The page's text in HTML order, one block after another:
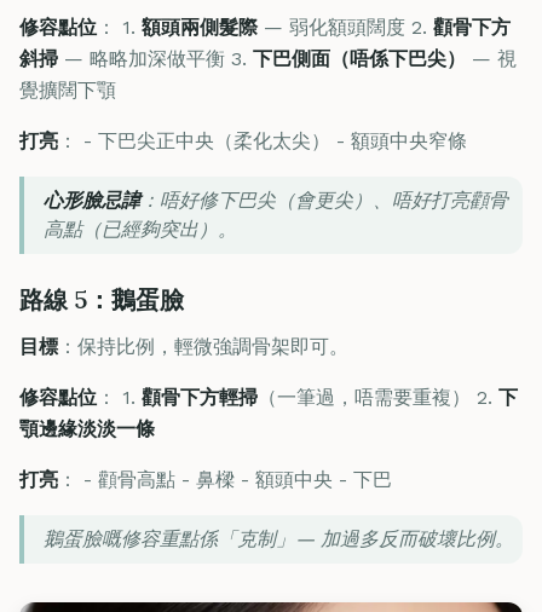
修容點位 ： 1. 額頭兩側髮際 — 弱化額頭闊度 2. 顴骨下方
斜掃 — 略略加深做平衡 3. 下巴側面（唔係下巴尖）
— 視
覺擴闊下顎
打亮 ： - 下巴尖正中央（柔化太尖） - 額頭中央窄條
心形臉忌諱：唔好修下巴尖（會更尖）、唔好打亮顴骨
高點（已經夠突出）。
路線 5：鵝蛋臉
目標 ：保持比例，輕微強調骨架即可。
修容點位 ： 1. 顴骨下方輕掃 （一筆過，唔需要重複） 2. 下
顎邊緣淡淡一條
打亮 ： - 顴骨高點 - 鼻樑 - 額頭中央 - 下巴
鵝蛋臉嘅修容重點係「克制」— 加過多反而破壞比例。